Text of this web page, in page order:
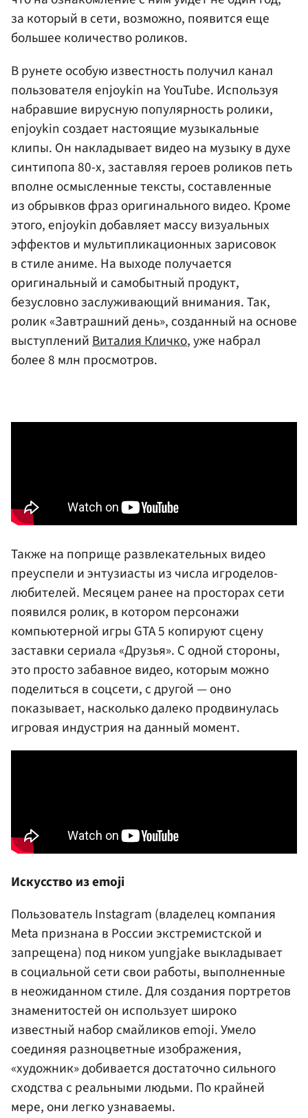
за который в сети, возможно, появится еще
большее количество роликов.
В рунете особую известность получил канал
пользователя enjoykin на YouTube. Используя
набравшие вирусную популярность ролики,
enjoykin создает настоящие музыкальные
клипы. Он накладывает видео на музыку в духе
синтипопа 80-х, заставляя героев роликов петь
вполне осмысленные тексты, составленные
из обрывков фраз оригинального видео. Кроме
этого, enjoykin добавляет массу визуальных
эффектов и мультипликационных зарисовок
в стиле аниме. На выходе получается
оригинальный и самобытный продукт,
безусловно заслуживающий внимания. Так,
ролик «Завтрашний день», созданный на основе
выступлений Виталия Кличко, уже набрал
более 8 млн просмотров.
Также на поприще развлекательных видео
преуспели и энтузиасты из числа игроделов-
любителей. Месяцем ранее на просторах сети
появился ролик, в котором персонажи
компьютерной игры GTA 5 копируют сцену
заставки сериала «Друзья». С одной стороны,
это просто забавное видео, которым можно
поделиться в соцсети, с другой — оно
показывает, насколько далеко продвинулась
игровая индустрия на данный момент.
Искусство из emoji
Пользователь Instagram (владелец компания
Meta признана в России экстремистской и
запрещена) под ником yungjake выкладывает
в социальной сети свои работы, выполненные
в неожиданном стиле. Для создания портретов
знаменитостей он использует широко
известный набор смайликов emoji. Умело
соединяя разноцветные изображения,
«художник» добивается достаточно сильного
сходства с реальными людьми. По крайней
мере, они легко узнаваемы.